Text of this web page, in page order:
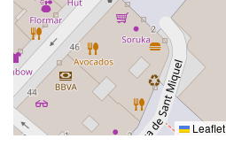
Leaflet